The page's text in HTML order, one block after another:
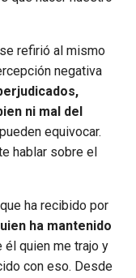
refirió al mismo
negativa
ni mal del
equivocar.
hablar sobre el
ha recibido por
ha mantenido
él quien me trajo y
con eso. Desde